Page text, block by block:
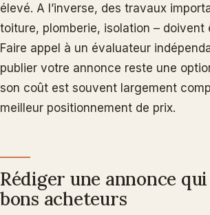
élevé. A l’inverse, des travaux
toiture, plomberie, isolation – doivent
Faire appel à un évaluateur
publier votre annonce reste une
son coût est souvent largement
meilleur positionnement de prix.
Rédiger une annonce
bons acheteurs